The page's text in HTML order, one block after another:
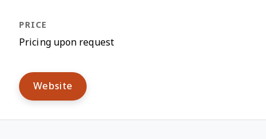
Pricing upon request
Website